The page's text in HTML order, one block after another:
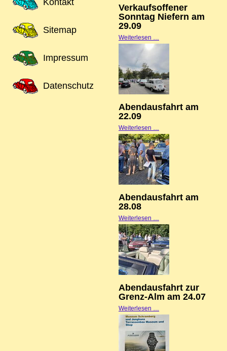
Verkaufsoffener
Sonntag Niefern am
29.09
Weiterlesen …
am
29.09
Abendausfahrt am
22.09
Weiterlesen …
am
22.09
Abendausfahrt am
28.08
Weiterlesen …
am
28.08
Abendausfahrt zur
Grenz-Alm am 24.07
Weiterlesen …
zur
Grenz-
Alm
Kontakt
Sitemap
Impressum
Datenschutz